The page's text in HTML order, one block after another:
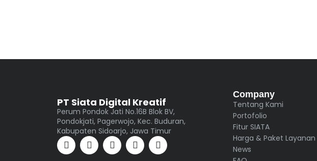
PT Siata Digital Kreatif
Perum Pondok Jati No.16B Blok BV,
Pondokjati, Pagerwojo, Kec. Buduran,
Kabupaten Sidoarjo, Jawa Timur
Company
Tentang Kami
Portofolio
Fitur SIATA
Harga & Paket Layanan
News